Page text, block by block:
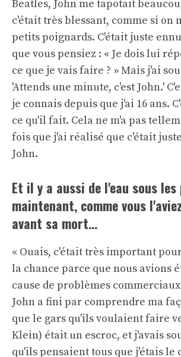
Beatles, John me tapotait
c'était très blessant, comme si on
petits poignards. C'était juste
que vous pensiez : « Je dois lui
ce que je vais faire ? » Mais j'ai
'Attends une minute, c'est John.'
je connais depuis que j'ai 16 ans.
ce qu'il fait. Cela ne m'a pas
fois que j'ai réalisé que c'était
John.
Et il y a aussi de l'eau sous
maintenant, comme vous
avant sa mort…
« Ouais, c'était très important
la chance parce que nous avions
cause de problèmes
John a fini par comprendre ma
que le gars qu'ils voulaient faire
Klein) était un escroc, et j'avais
qu'ils pensaient tous que j'étais le